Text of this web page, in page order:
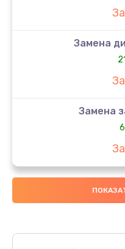
Замена
Замена
Замена
Замена